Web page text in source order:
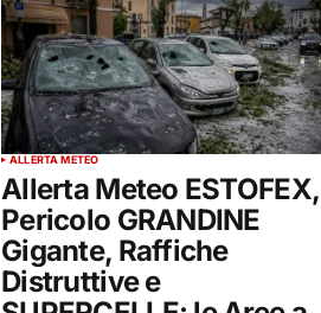
ALLERTA METEO
Allerta Meteo ESTOFEX,
Pericolo GRANDINE
Gigante, Raffiche
Distruttive e